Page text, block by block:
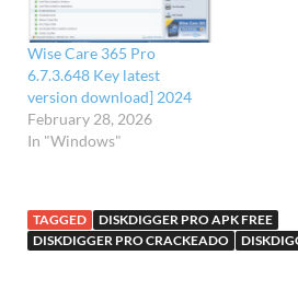
Wise Care 365 Pro
6.7.3.648 Key latest
version download] 2024
February 28, 2026
In "Windows"
TAGGED
DISKDIGGER PRO APK FREE
DISKDIGGER PRO CRACKEADO